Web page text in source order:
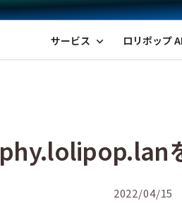
プ！レンタルサーバー by GMOペパボ
サービス expand_more ロリポップ AI
2022/04/15